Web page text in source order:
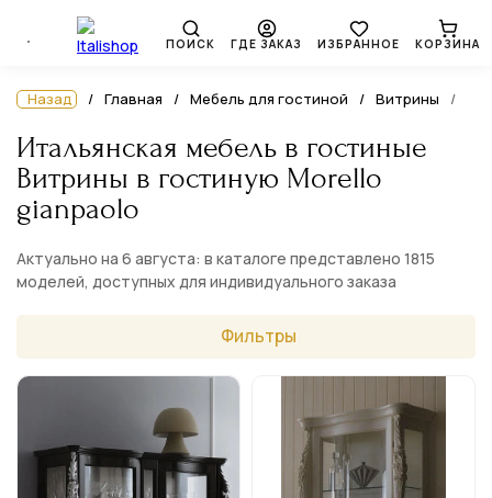
ПОИСК ГДЕ ЗАКАЗ ИЗБРАННОЕ КОРЗИНА
Назад Главная Мебель для гостиной Витрины
Итальянская мебель в гостиные
Витрины в гостиную Morello
gianpaolo
Актуально на 6 августа: в каталоге представлено 1815
моделей, доступных для индивидуального заказа
Фильтры